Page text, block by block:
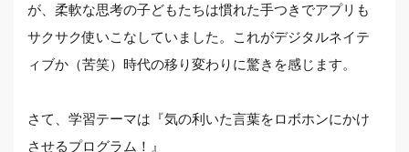
が、柔軟な思考の子どもたちは慣れた手つきでアプリも
サクサク使いこなしていました。これがデジタルネイテ
ィブか（苦笑）時代の移り変わりに驚きを感じます。
さて、学習テーマは『気の利いた言葉をロボホンにかけ
させるプログラム！』